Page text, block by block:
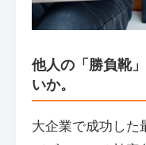
他人の「勝負靴
いか。
大企業で成功した